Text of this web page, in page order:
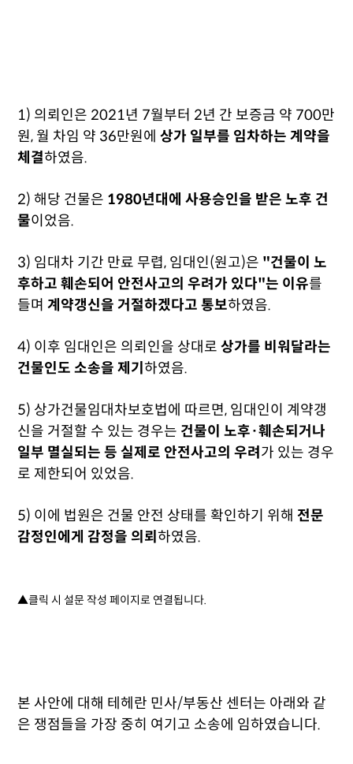
1) 의뢰인은 2021년 7월부터 2년 간 보증금 약 700만
원, 월 차임 약 36만원에상가 일부를 임차하는 계약을
체결하였음.
2) 해당 건물은 1980년대에 사용승인을 받은 노후 건
물이었음.
3) 임대차 기간 만료 무렵, 임대인(원고)은 "건물이 노
후하고 훼손되어 안전사고의 우려가 있다"는 이유를
들며계약갱신을 거절하겠다고 통보하였음.
4) 이후 임대인은 의뢰인을 상대로 상가를 비워달라는
건물인도 소송을 제기하였음.
5) 상가건물임대차보호법에 따르면, 임대인이 계약갱
신을 거절할 수 있는 경우는 건물이 노후·훼손되거나
일부 멸실되는 등 실제로 안전사고의 우려 가 있는 경우
로 제한되어 있었음.
5) 이에 법원은 건물 안전 상태를 확인하기 위해전문
감정인에게 감정을 의뢰하였음.
▲클릭 시 설문 작성 페이지로 연결됩니다.
본 사안에 대해 테헤란 민사/부동산 센터는 아래와 같
은 쟁점들을 가장 중히 여기고 소송에 임하였습니다.